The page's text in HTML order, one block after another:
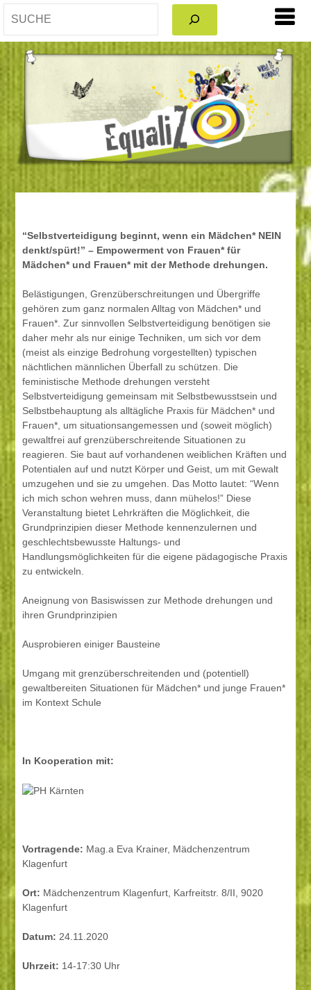
“Selbstverteidigung beginnt, wenn ein Mädchen* NEIN
denkt/spürt!” – Empowerment von Frauen* für
Mädchen* und Frauen* mit der Methode drehungen.
Belästigungen, Grenzüberschreitungen und Übergriffe
gehören zum ganz normalen Alltag von Mädchen* und
Frauen*. Zur sinnvollen Selbstverteidigung benötigen sie
daher mehr als nur einige Techniken, um sich vor dem
(meist als einzige Bedrohung vorgestellten) typischen
nächtlichen männlichen Überfall zu schützen. Die
feministische Methode drehungen versteht
Selbstverteidigung gemeinsam mit Selbstbewusstsein und
Selbstbehauptung als alltägliche Praxis für Mädchen* und
Frauen*, um situationsangemessen und (soweit möglich)
gewaltfrei auf grenzüberschreitende Situationen zu
reagieren. Sie baut auf vorhandenen weiblichen Kräften und
Potentialen auf und nutzt Körper und Geist, um mit Gewalt
umzugehen und sie zu umgehen. Das Motto lautet: “Wenn
ich mich schon wehren muss, dann mühelos!” Diese
Veranstaltung bietet Lehrkräften die Möglichkeit, die
Grundprinzipien dieser Methode kennenzulernen und
geschlechtsbewusste Haltungs- und
Handlungsmöglichkeiten für die eigene pädagogische Praxis
zu entwickeln.
Aneignung von Basiswissen zur Methode drehungen und
ihren Grundprinzipien
Ausprobieren einiger Bausteine
Umgang mit grenzüberschreitenden und (potentiell)
gewaltbereiten Situationen für Mädchen* und junge Frauen*
im Kontext Schule
In Kooperation mit:
Vortragende: Mag.a Eva Krainer, Mädchenzentrum
Klagenfurt
Ort: Mädchenzentrum Klagenfurt, Karfreitstr. 8/II, 9020
Klagenfurt
Datum: 24.11.2020
Uhrzeit: 14-17:30 Uhr